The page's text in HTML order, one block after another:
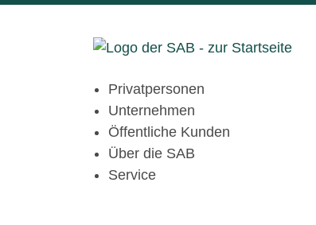
Privatpersonen
Unternehmen
Öffentliche Kunden
Über die SAB
Service